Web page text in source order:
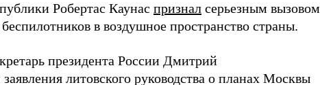
Робертас Каунас признал серьезным вызовом
в воздушное пространство страны.
президента России Дмитрий
литовского руководства о планах Москвы